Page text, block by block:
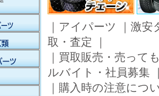
｜ アイパーツ ｜ 激安
取・査定 ｜
｜ 買取販売・売って
ルバイト・社員募集
｜ 購入時の注意につ